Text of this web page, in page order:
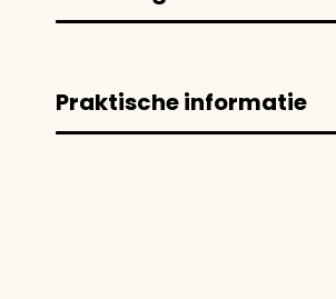
Praktische informatie